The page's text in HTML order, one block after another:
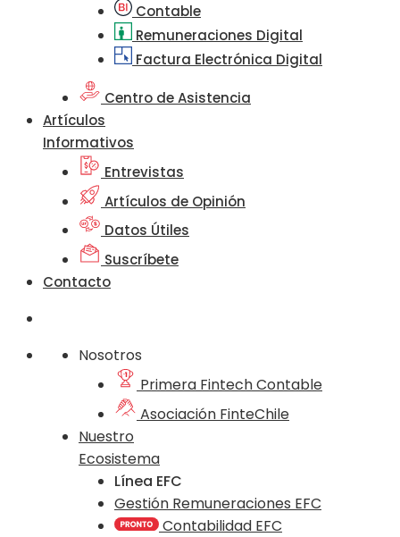
Contable
Remuneraciones Digital
Factura Electrónica Digital
Centro de Asistencia
Artículos
Informativos
Entrevistas
Artículos de Opinión
Datos Útiles
Suscríbete
Contacto
Nosotros
Primera Fintech Contable
Asociación FinteChile
Nuestro
Ecosistema
Línea EFC
Gestión Remuneraciones EFC
Contabilidad EFC